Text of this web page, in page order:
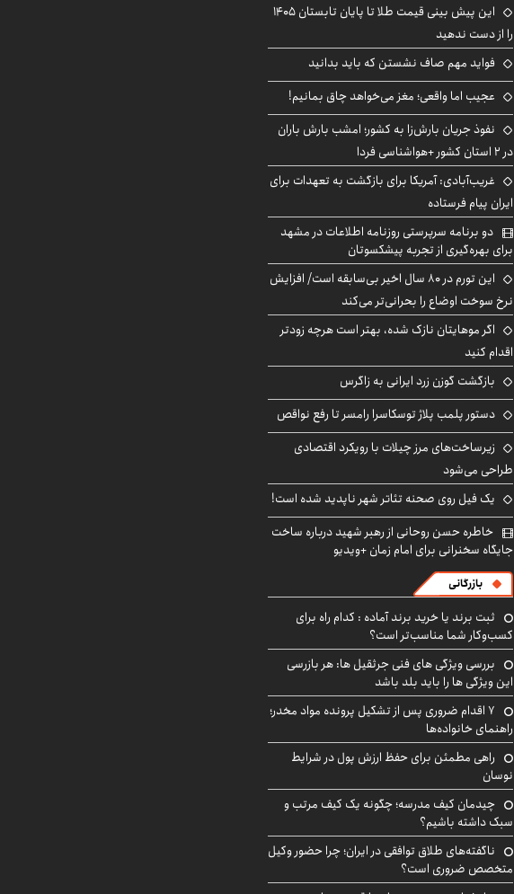
این پیش بینی قیمت طلا تا پایان تابستان ۱۴۰۵
را از دست ندهید
فواید مهم صاف نشستن که باید بدانید
عجیب اما واقعی؛ مغز می‌خواهد چاق بمانیم!
نفوذ جریان بارش‌زا به کشور؛ امشب بارش باران
در ۲ استان کشور +هواشناسی فردا
غریب‌آبادی: آمریکا برای بازگشت به تعهدات برای
ایران پیام فرستاده
دو برنامه سرپرستی روزنامه اطلاعات در مشهد
برای بهره‌گیری از تجربه پیشکسوتان
این تورم در ۸۰ سال اخیر بی‌سابقه است/ افزایش
نرخ سوخت اوضاع را بحرانی‌تر می‌کند
اگر موهایتان نازک شده، بهتر است هرچه زودتر
اقدام کنید
بازگشت گوزن زرد ایرانی به زاگرس
دستور پلمب پلاژ توسکاسرا رامسر تا رفع نواقص
زیرساخت‌های مرز چیلات با رویکرد اقتصادی
طراحی می‌شود
یک فیل روی صحنه تئاتر شهر ناپدید شده است!
خاطره حسن روحانی از رهبر شهید درباره ساخت
جایگاه سخنرانی برای امام زمان +ویدیو
بازرگانی
ثبت برند یا خرید برند آماده : کدام راه برای
کسب‌وکار شما مناسب‌تر است؟
بررسی ویژگی های فنی جرثقیل ها: هر بازرسی
این ویژگی ها را باید بلد باشد
۷ اقدام ضروری پس از تشکیل پرونده مواد مخدر؛
راهنمای خانواده‌ها
راهی مطمئن برای حفظ ارزش پول در شرایط
نوسان
چیدمان کیف مدرسه؛ چگونه یک کیف مرتب و
سبک داشته باشیم؟
ناگفته‌های طلاق توافقی در ایران؛ چرا حضور وکیل
متخصص ضروری است؟